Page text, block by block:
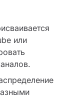
или